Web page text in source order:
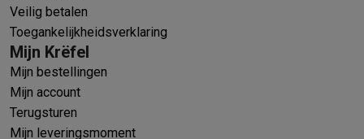
Veilig betalen
Toegankelijkheidsverklaring
Mijn Krëfel
Mijn bestellingen
Mijn account
Terugsturen
Mijn leveringsmoment